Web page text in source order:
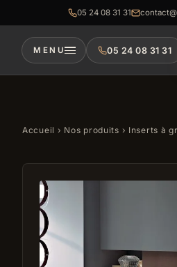
05 24 08 31 31
MENU 05 24 08 31 31
Accueil › Nos produits › Inserts à